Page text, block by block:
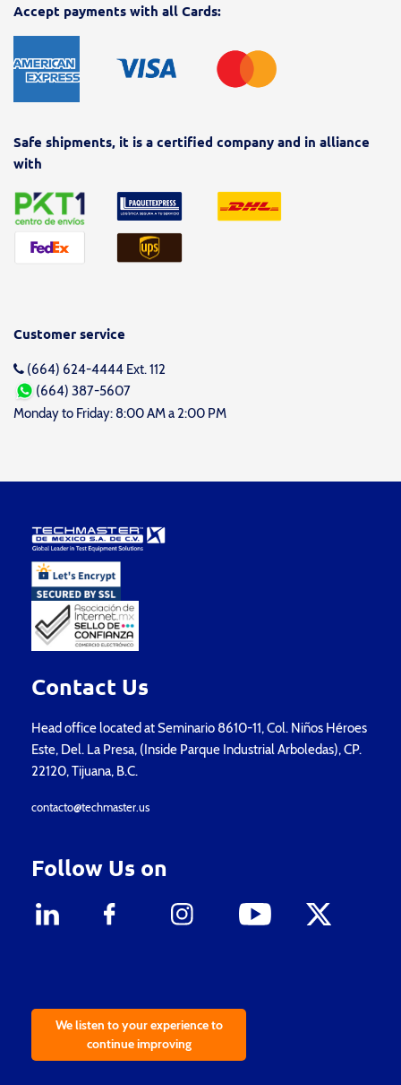
Accept payments with all Cards:
Safe shipments, it is a certified company and in alliance
with
Customer service
(664) 624-4444 Ext. 112
(664) 387-5607
Monday to Friday: 8:00 AM a 2:00 PM
Contact Us
Head office located at Seminario 8610-11, Col. Niños Héroes
Este, Del. La Presa, (Inside Parque Industrial Arboledas), CP.
22120, Tijuana, B.C.
contacto@techmaster.us
Follow Us on
We listen to your experience to
continue improving